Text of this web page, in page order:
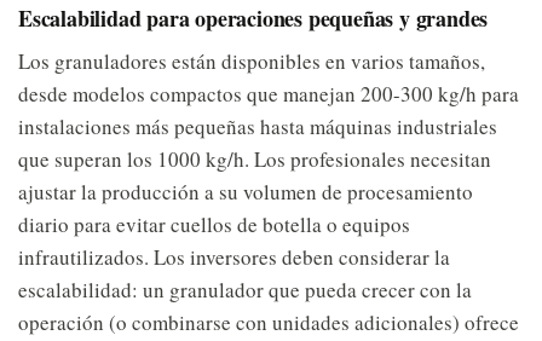
Escalabilidad para operaciones pequeñas y grandes
Los granuladores están disponibles en varios tamaños,
desde modelos compactos que manejan 200-300 kg/h para
instalaciones más pequeñas hasta máquinas industriales
que superan los 1000 kg/h. Los profesionales necesitan
ajustar la producción a su volumen de procesamiento
diario para evitar cuellos de botella o equipos
infrautilizados. Los inversores deben considerar la
escalabilidad: un granulador que pueda crecer con la
operación (o combinarse con unidades adicionales) ofrece